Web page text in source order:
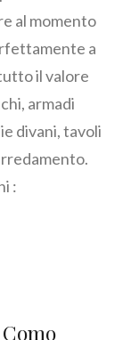
al momento
a
il valore
armadi
divani, tavoli
: